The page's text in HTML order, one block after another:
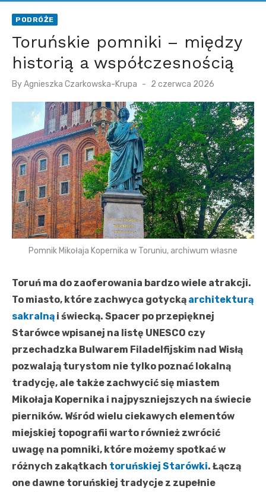
PODRÓŻE
Toruńskie pomniki – między
historią a współczesnością
ByAgnieszka Czarkowska-Krupa
P
s
t
e
d
o
n
2 czerwca 2026
Pomnik Mikołaja Kopernika w Toruniu, archiwum własne
Toruń ma do zaoferowania bardzo wiele atrakcji.
To miasto, które zachwyca gotycką architekturą
sakralną i świecką. Spacer po przepięknej
Starówce wpisanej na listę UNESCO czy
przechadzka Bulwarem Filadelfijskim nad Wisłą
pozwalają turystom nie tylko poznać lokalną
tradycję, ale także zachwycić się miastem
Mikołaja Kopernika i najpyszniejszych na świecie
pierników. Wśród wielu ciekawych elementów
miejskiej topografii warto również zwrócić
uwagę na pomniki, które możemy spotkać w
różnych zakątkach toruńskiej Starówki. Łączą
one dawne toruńskiej tradycje z zupełnie